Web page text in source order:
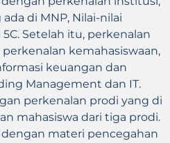
di MNP, Nilai-nilai
Setelah itu, perkenalan
perkenalan kemahasiswaan,
keuangan dan
Management dan IT.
perkenalan prodi yang di
mahasiswa dari tiga prodi.
materi pencegahan